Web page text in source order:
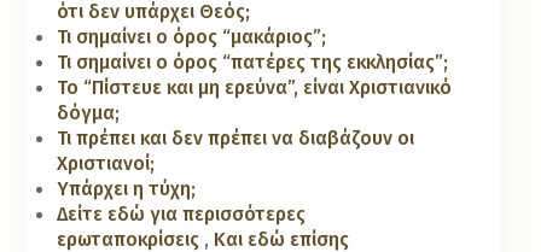
ότι δεν υπάρχει Θεός;
Τι σημαίνει ο όρος “μακάριος”;
Τι σημαίνει ο όρος “πατέρες της εκκλησίας”;
Το “Πίστευε και μη ερεύνα”, είναι Χριστιανικό
δόγμα;
Τι πρέπει και δεν πρέπει να διαβάζουν οι
Χριστιανοί;
Υπάρχει η τύχη;
Δείτε εδώ για περισσότερες
ερωταποκρίσεις , Και εδώ επίσης